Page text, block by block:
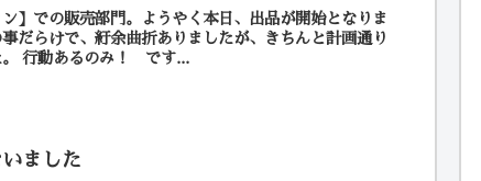
】での販売部門。ようやく本日、出品が開始となりま
だらけで、紆余曲折ありましたが、きちんと計画通り
スタートラインに立つことができました。 行動あるのみ！ です...
ました